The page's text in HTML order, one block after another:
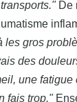
De
les gros
des
une fatigue
fais trop."